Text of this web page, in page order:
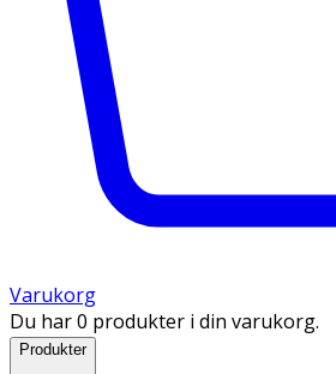
Varukorg
Du har 0 produkter i din varukorg.
Produkter